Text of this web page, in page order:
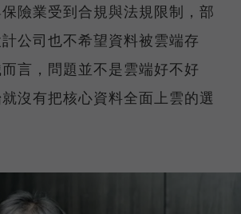
險業受到合規與法規限制，部
公司也不希望資料被雲端存
言，問題並不是雲端好不好
沒有把核心資料全面上雲的選